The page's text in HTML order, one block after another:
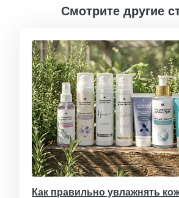
Смотрите другие
Как правильно увлажнять